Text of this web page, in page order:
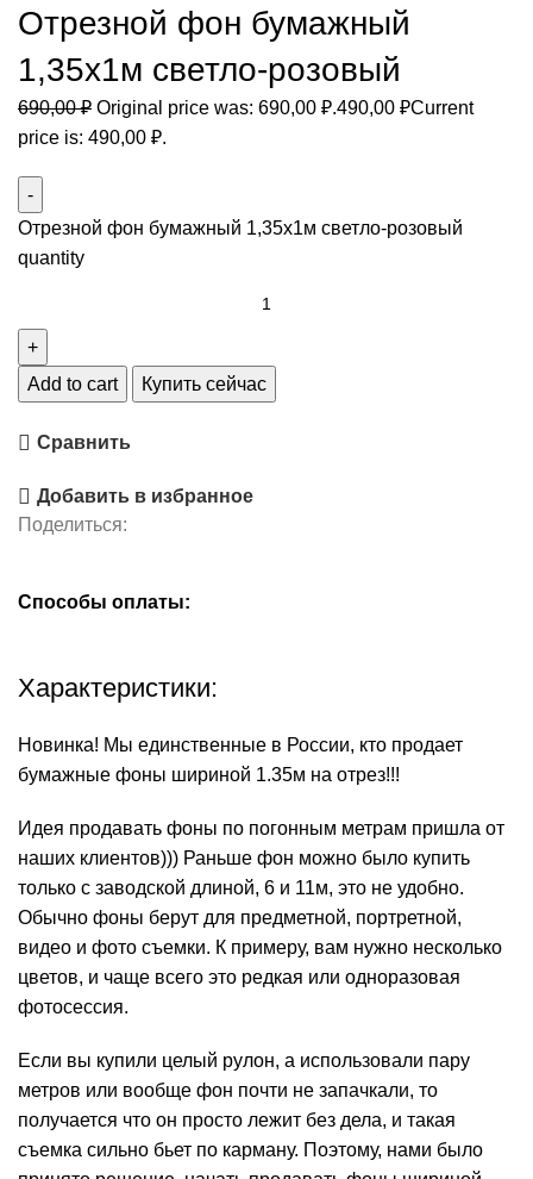
Отрезной фон бумажный
1,35х1м светло-розовый
690,00₽ Original price was: 690,00 ₽.490,00 ₽Current
price is: 490,00 ₽.
Отрезной фон бумажный 1,35х1м светло-розовый
quantity
Add to cart Купить сейчас
Сравнить
Добавить в избранное
Поделиться:
Способы оплаты:
Характеристики:
Новинка! Мы единственные в России, кто продает
бумажные фоны шириной 1.35м на отрез!!!
Идея продавать фоны по погонным метрам пришла от
наших клиентов))) Раньше фон можно было купить
только с заводской длиной, 6 и 11м, это не удобно.
Обычно фоны берут для предметной, портретной,
видео и фото съемки. К примеру, вам нужно несколько
цветов, и чаще всего это редкая или одноразовая
фотосессия.
Если вы купили целый рулон, а использовали пару
метров или вообще фон почти не запачкали, то
получается что он просто лежит без дела, и такая
съемка сильно бьет по карману. Поэтому, нами было